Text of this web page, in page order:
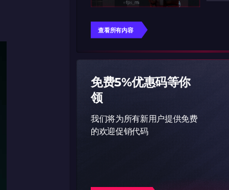
查看所有内容
免费5%优惠码等你
领
我们将为所有新用户提供免费
的欢迎促销代码